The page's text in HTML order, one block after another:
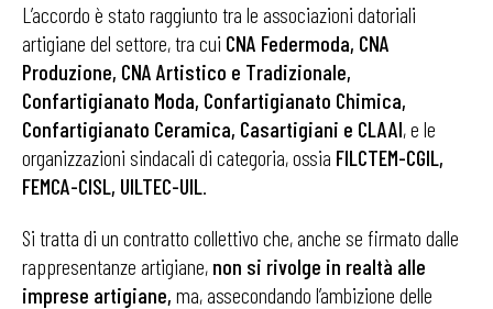
L’accordo è stato raggiunto tra le associazioni datoriali
artigiane del settore, tra cui CNA Federmoda, CNA
Produzione, CNA Artistico e Tradizionale,
Confartigianato Moda, Confartigianato Chimica,
Confartigianato Ceramica, Casartigiani e CLAAI, e le
organizzazioni sindacali di categoria, ossia FILCTEM-CGIL,
FEMCA-CISL, UILTEC-UIL.
Si tratta di un contratto collettivo che, anche se firmato dalle
rappresentanze artigiane, non si rivolge in realtà alle
imprese artigiane, ma, assecondando l’ambizione delle